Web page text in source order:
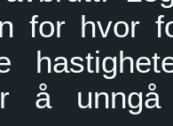
for hvor
å